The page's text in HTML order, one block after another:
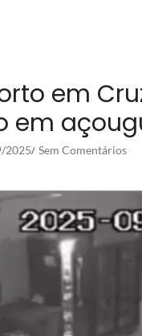
em
em
2025/ Sem Comentários